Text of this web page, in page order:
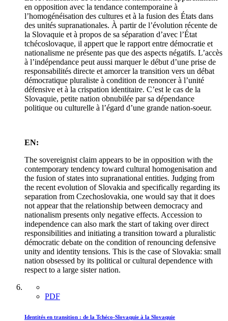
en opposition avec la tendance contemporaine à
l’homogénéisation des cultures et à la fusion des États dans
des unités supranationales. À partir de l’évolution récente de
la Slovaquie et à propos de sa séparation d’avec l’État
tchécoslovaque, il appert que le rapport entre démocratie et
nationalisme ne présente pas que des aspects négatifs. L’accès
à l’indépendance peut aussi marquer le début d’une prise de
responsabilités directe et amorcer la transition vers un débat
démocratique pluraliste à condition de renoncer à l’unité
défensive et à la crispation identitaire. C’est le cas de la
Slovaquie, petite nation obnubilée par sa dépendance
politique ou culturelle à l’égard d’une grande nation-soeur.
EN:
The sovereignist claim appears to be in opposition with the
contemporary tendency toward cultural homogenisation and
the fusion of states into supranational entities. Judging from
the recent evolution of Slovakia and specifically regarding its
separation from Czechoslovakia, one would say that it does
not appear that the relationship between democracy and
nationalism presents only negative effects. Accession to
independence can also mark the start of taking over direct
responsibilities and initiating a transition toward a pluralistic
démocratic debate on the condition of renouncing defensive
unity and identity tensions. This is the case of Slovakia: small
nation obsessed by its political or cultural dependence with
respect to a large sister nation.
PDF
Identités en transition : de la Tchéco-Slovaquie à la Slovaquie